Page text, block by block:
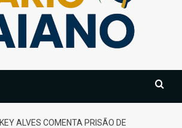
KEY ALVES COMENTA PRISÃO DE